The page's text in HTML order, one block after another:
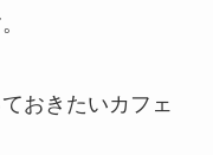
おきたいカフェ